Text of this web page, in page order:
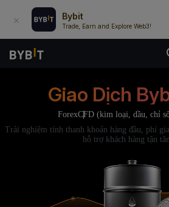
Bybit
Trade, Earn and Explore Web3!
Giao Dịch
ForexCFD (kim loại, dầu, chỉ
Trải nghiệm tính thanh khoản hàng đầu, phí
hỗ trợ khách hàng tận